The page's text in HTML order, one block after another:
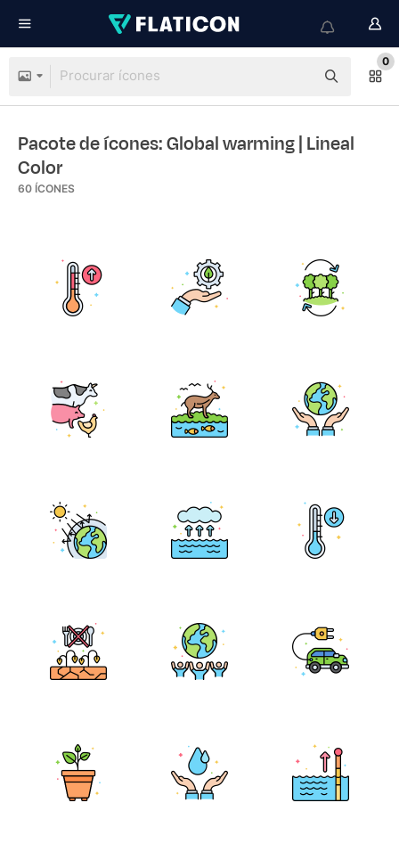
0
Pacote de ícones: Global warming| Lineal
Color
60 ÍCONES